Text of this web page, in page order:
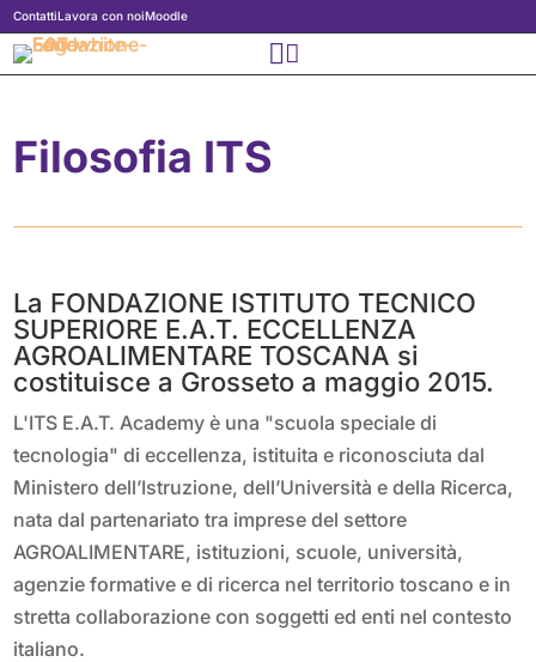
ContattiLavora con noiMoodle

Filosofia ITS
La FONDAZIONE ISTITUTO TECNICO
SUPERIORE E.A.T. ECCELLENZA
AGROALIMENTARE TOSCANA si
costituisce a Grosseto a maggio 2015.
L'ITS E.A.T. Academy è una "scuola speciale di
tecnologia" di eccellenza, istituita e riconosciuta dal
Ministero dell’Istruzione, dell’Università e della Ricerca,
nata dal partenariato tra imprese del settore
AGROALIMENTARE, istituzioni, scuole, università,
agenzie formative e di ricerca nel territorio toscano e in
stretta collaborazione con soggetti ed enti nel contesto
italiano.